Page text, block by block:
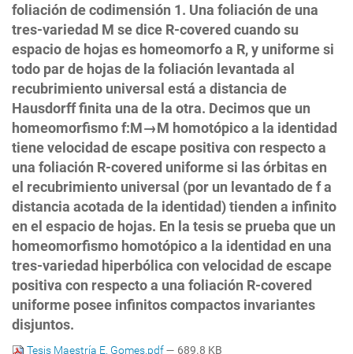
foliación de codimensión 1. Una foliación de una
tres-variedad M se dice R-covered cuando su
espacio de hojas es homeomorfo a R, y uniforme si
todo par de hojas de la foliación levantada al
recubrimiento universal está a distancia de
Hausdorff finita una de la otra. Decimos que un
homeomorfismo f:M→M homotópico a la identidad
tiene velocidad de escape positiva con respecto a
una foliación R-covered uniforme si las órbitas en
el recubrimiento universal (por un levantado de f a
distancia acotada de la identidad) tienden a infinito
en el espacio de hojas. En la tesis se prueba que un
homeomorfismo homotópico a la identidad en una
tres-variedad hiperbólica con velocidad de escape
positiva con respecto a una foliación R-covered
uniforme posee infinitos compactos invariantes
disjuntos.
Tesis Maestría E. Gomes.pdf— 689.8 KB